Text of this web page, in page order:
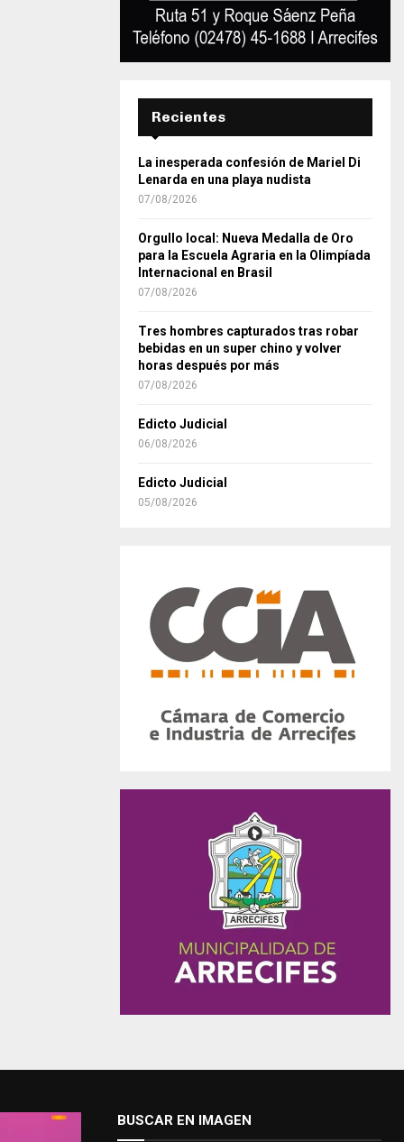
Recientes
La inesperada confesión de Mariel Di
Lenarda en una playa nudista
07/08/2026
Orgullo local: Nueva Medalla de Oro
para la Escuela Agraria en la Olimpíada
Internacional en Brasil
07/08/2026
Tres hombres capturados tras robar
bebidas en un super chino y volver
horas después por más
07/08/2026
Edicto Judicial
06/08/2026
Edicto Judicial
05/08/2026
BUSCAR EN IMAGEN